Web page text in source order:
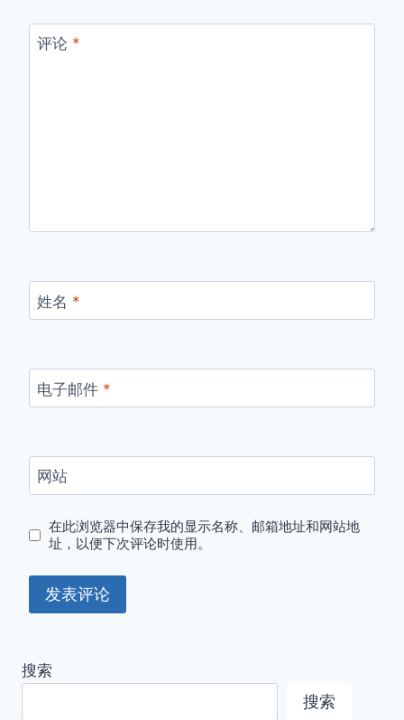
评论 *
姓名 *
电子邮件 *
网站
在此浏览器中保存我的显示名称、邮箱地址和网站地
址，以便下次评论时使用。
搜索
搜索